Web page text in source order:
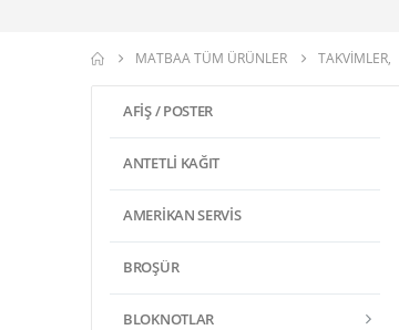
MATBAA TÜM ÜRÜNLER TAKVIMLER,
AFIŞ / POSTER
ANTETLI KAĞIT
AMERIKAN SERVIS
BROŞÜR
BLOKNOTLAR